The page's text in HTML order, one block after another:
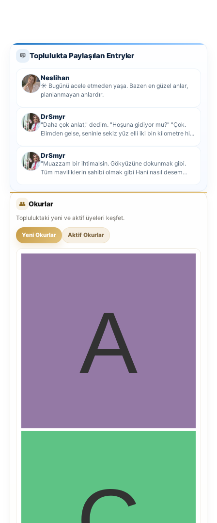
💬 Toplulukta Paylaşılan Entryler
Neslihan
☀️ Bugünü acele etmeden yaşa. Bazen en güzel anlar,
planlanmayan anlardır.
DrSmyr
"Daha çok anlat," dedim. "Hoşuna gidiyor mu?" "Çok.
Elimden gelse, seninle sekiz yüz elli iki bin kilometre hi...
DrSmyr
"Muazzam bir ihtimalsin. Gökyüzüne dokunmak gibi.
Tüm maviliklerin sahibi olmak gibi Hani nasıl desem
👥 Okurlar
Topluluktaki yeni ve aktif üyeleri keşfet.
Yeni Okurlar Aktif Okurlar